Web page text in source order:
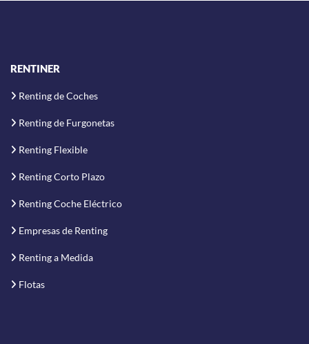
RENTINER
Renting de Coches
Renting de Furgonetas
Renting Flexible
Renting Corto Plazo
Renting Coche Eléctrico
Empresas de Renting
Renting a Medida
Flotas